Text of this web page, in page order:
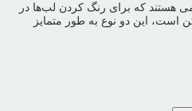
هستند که برای رنگ کردن لب‌ها در
است، این دو نوع به طور متمایز